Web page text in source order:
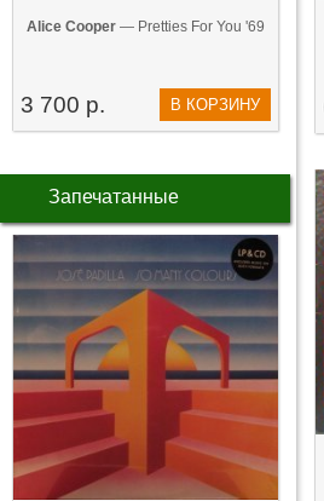
Alice Cooper — Pretties For You '69
3 700 р. В КОРЗИНУ
Запечатанные